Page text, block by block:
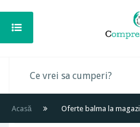
Acasă Oferte balma la